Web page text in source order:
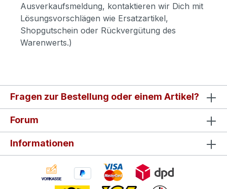
Ausverkaufsmeldung, kontaktieren wir Dich mit
Lösungsvorschlägen wie Ersatzartikel,
Shopgutschein oder Rückvergütung des
Warenwerts.)
Fragen zur Bestellung oder einem Artikel?
Forum
Informationen